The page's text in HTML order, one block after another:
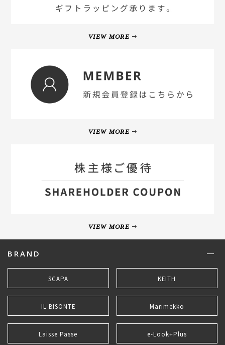
VIEW MORE
VIEW MORE
VIEW MORE
BRAND
SCAPA KEITH
IL BISONTE Marimekko
Laisse Passe e-Look+Plus